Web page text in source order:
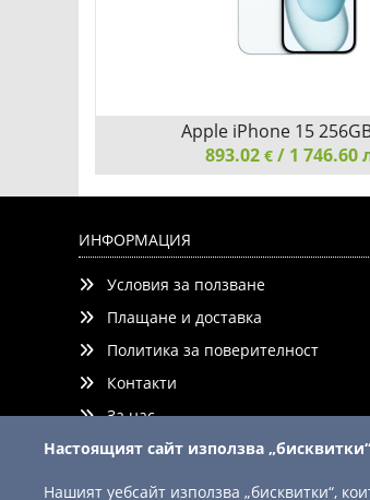
Apple iPhone 15
893.02 €/ 1 746.60
ИНФОРМАЦИЯ
Условия за ползване
Плащане и доставка
Политика за поверителност
Контакти
За нас
Настоящият сайт използва „бисквитки“
Нашият уебсайт използва „бисквитки“,